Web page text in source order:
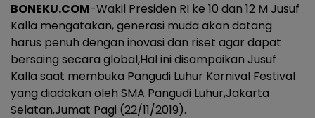
BONEKU.COM-Wakil Presiden RI ke 10 dan 12 M Jusuf
Kalla mengatakan, generasi muda akan datang
harus penuh dengan inovasi dan riset agar dapat
bersaing secara global,Hal ini disampaikan Jusuf
Kalla saat membuka Pangudi Luhur Karnival Festival
yang diadakan oleh SMA Pangudi Luhur,Jakarta
Selatan,Jumat Pagi (22/11/2019).